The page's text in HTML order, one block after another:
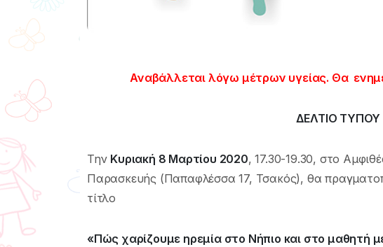
Αναβάλλεται λόγω μέτρων υγείας. Θα
ΔΕΛΤΙΟ ΤΥΠΟΥ
Την Κυριακή 8 Μαρτίου 2020, 17.30-19.30, στο
Παρασκευής (Παπαφλέσσα 17, Τσακός), θα
τίτλο
«Πώς χαρίζουμε ηρεμία στο Νήπιο και στο μαθητή